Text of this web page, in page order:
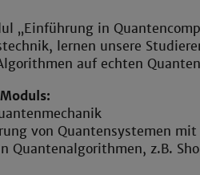
„Einführung in
lernen unsere
auf echten
von Quantensystemen
Quantenalgorithmen, z.B.